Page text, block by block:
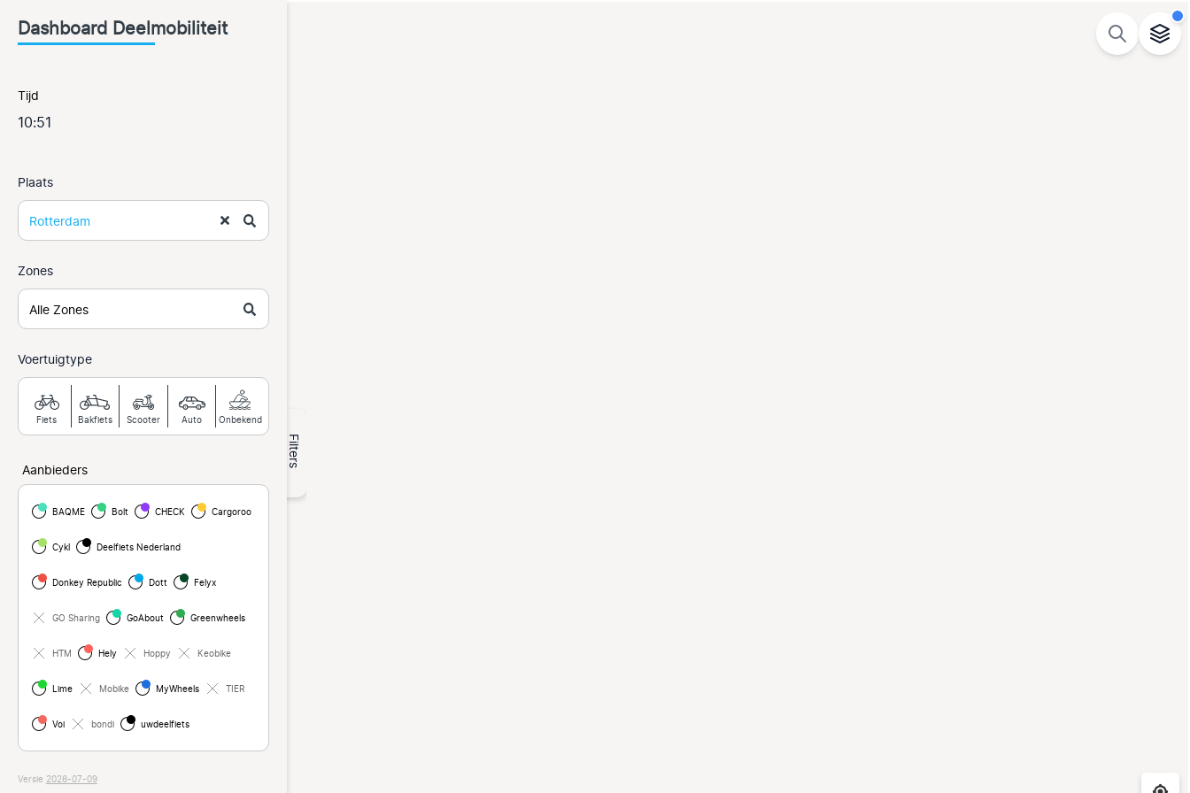
Dashboard Deelmobiliteit
Tijd
10:51
Plaats
Rotterdam
Zones
Alle Zones
Voertuigtype
Fiets Bakfiets Scooter Auto Onbekend
Aanbieders
BAQME Bolt CHECK Cargoroo
Cykl Deelfiets Nederland
Donkey Republic Dott Felyx
GO Sharing GoAbout Greenwheels
HTM Hely Hoppy Keobike
Lime Mobike MyWheels TIER
Voi bondi uwdeelfiets
Versie 2026-07-09
Filters